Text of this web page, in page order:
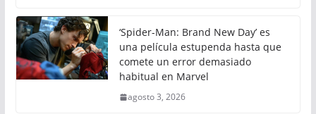
‘Spider-Man: Brand New Day’ es
una película estupenda hasta que
comete un error demasiado
habitual en Marvel
agosto 3, 2026